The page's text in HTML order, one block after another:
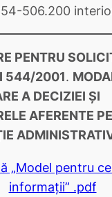
506.200
PENTRU
544/2001.
A DECIZIEI ŞI
AFERENTE
„Model pentru
informaţii” .pdf